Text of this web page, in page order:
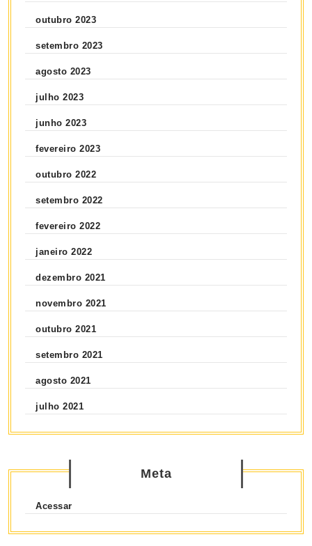
outubro 2023
setembro 2023
agosto 2023
julho 2023
junho 2023
fevereiro 2023
outubro 2022
setembro 2022
fevereiro 2022
janeiro 2022
dezembro 2021
novembro 2021
outubro 2021
setembro 2021
agosto 2021
julho 2021
Meta
Acessar